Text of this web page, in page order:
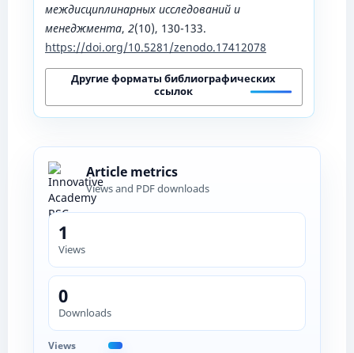
междисциплинарных исследований и
менеджмента, 2(10), 130-133.
https://doi.org/10.5281/zenodo.17412078
Другие форматы библиографических
ссылок
Article metrics
Views and PDF downloads
1
Views
0
Downloads
Views